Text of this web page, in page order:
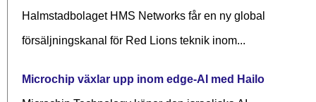
Halmstadbolaget HMS Networks får en ny global
försäljningskanal för Red Lions teknik inom...
Microchip växlar upp inom edge-AI med Hailo